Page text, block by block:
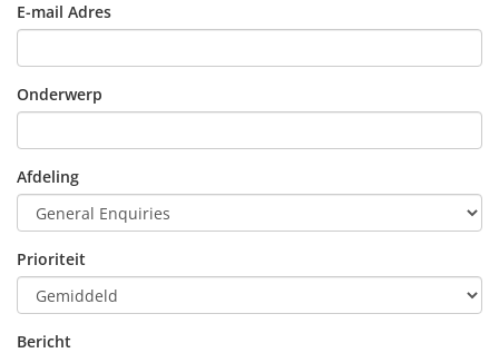
E-mail Adres
Onderwerp
Afdeling
Prioriteit
Bericht